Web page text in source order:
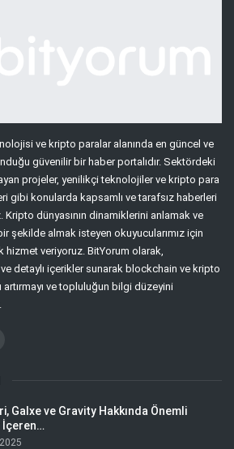
ve kripto paralar alanında en güncel ve
güvenilir bir haber portalıdır. Sektördeki
projeler, yenilikçi teknolojiler ve kripto para
gibi konularda kapsamlı ve tarafsız haberleri
Kripto dünyasının dinamiklerini anlamak ve
şekilde almak isteyen okuyucularımız için
veriyoruz. BitYorum olarak,
detaylı içerikler sunarak blockchain ve kripto
artırmayı ve topluluğun bilgi düzeyini
Galxe ve Gravity Hakkında Önemli
İçeren…